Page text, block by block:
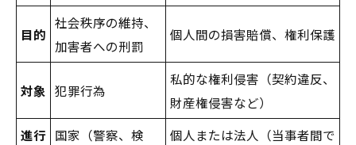
目的
社会秩序の維持、
加害者への刑罰
個人間の損害賠償、権利保護
対象 犯罪行為
私的な権利侵害（契約違反、
財産権侵害など）
進行 国家（警察、検
個人または法人（当事者間で